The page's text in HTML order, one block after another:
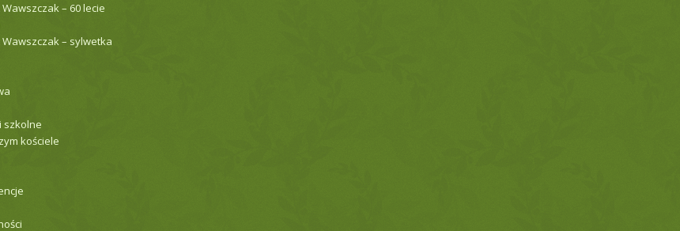
– 60 lecie
– sylwetka
szkolne
kościele